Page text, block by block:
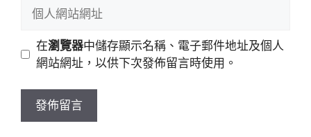
址
站
址
在瀏覽器中儲存顯示名稱、電子郵件地址及個人
網站網址，以供下次發佈留言時使用。